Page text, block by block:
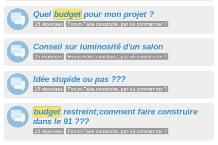
Quel budget pour mon projet ?
15 réponses Forum Faire construire, par où commencer ?
Conseil sur luminosité d'un salon
15 réponses Forum Faire construire, par où commencer ?
Idée stupide ou pas ???
15 réponses Forum Faire construire, par où commencer ?
budget restreint;comment faire construire
dans le 91 ???
12 réponses Forum Faire construire, par où commencer ?